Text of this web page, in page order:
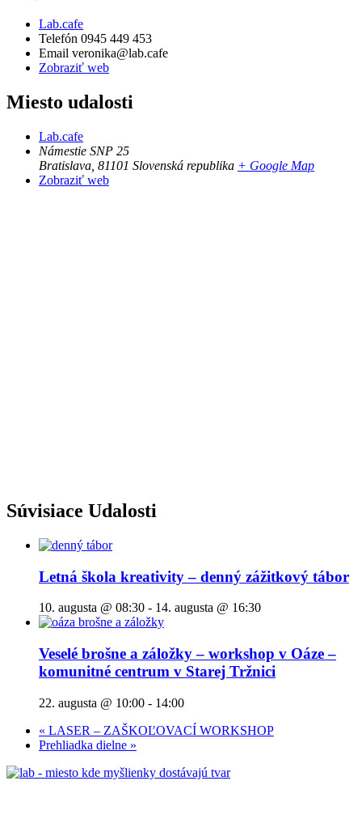
Lab.cafe
Telefón 0945 449 453
Email veronika@lab.cafe
Zobraziť web
Miesto udalosti
Lab.cafe
Námestie SNP 25
Bratislava 81101 Slovenská republika + Google Map
Zobraziť web
Súvisiace Udalosti
Letná škola kreativity – denný zážitkový tábor
10. augusta @ 08:30 - 14. augusta @ 16:30
Veselé brošne a záložky – workshop v Oáze –
komunitné centrum v Starej Tržnici
22. augusta @ 10:00 - 14:00
« LASER – ZAŠKOĽOVACÍ WORKSHOP
Prehliadka dielne »